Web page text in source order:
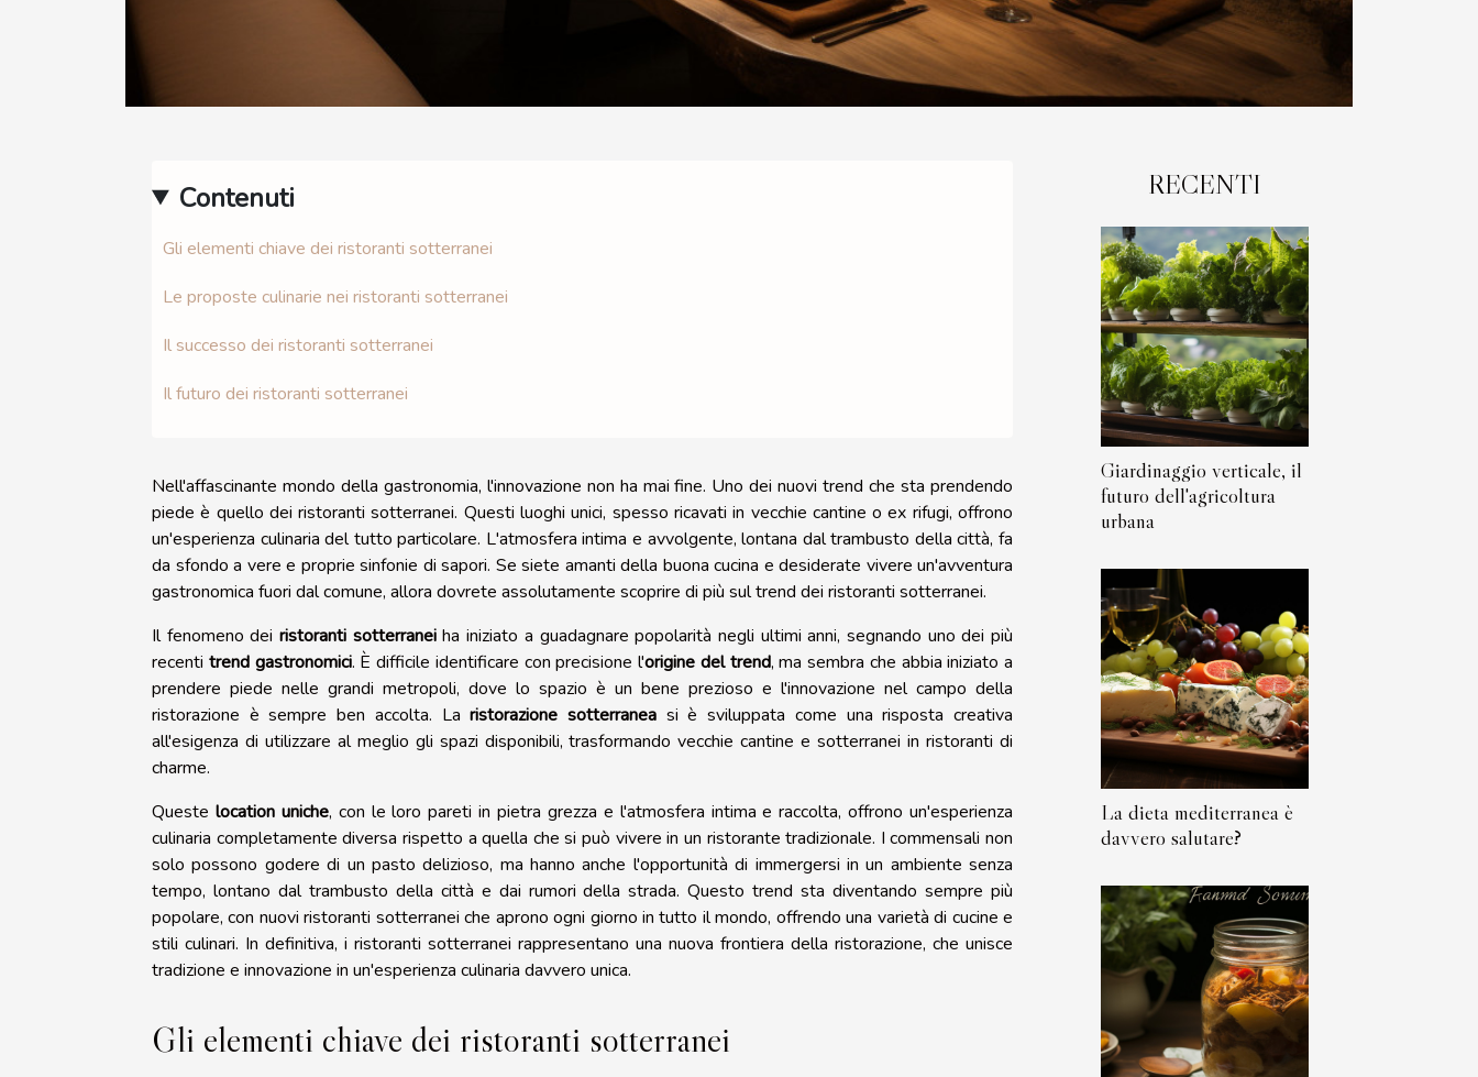
Contenuti
Gli elementi chiave dei ristoranti sotterranei
Le proposte culinarie nei ristoranti sotterranei
Il successo dei ristoranti sotterranei
Il futuro dei ristoranti sotterranei
Nell'affascinante mondo della gastronomia, l'innovazione non ha mai fine. Uno dei nuovi trend che sta prendendo
piede è quello dei ristoranti sotterranei. Questi luoghi unici, spesso ricavati in vecchie cantine o ex rifugi, offrono
un'esperienza culinaria del tutto particolare. L'atmosfera intima e avvolgente, lontana dal trambusto della città, fa
da sfondo a vere e proprie sinfonie di sapori. Se siete amanti della buona cucina e desiderate vivere un'avventura
gastronomica fuori dal comune, allora dovrete assolutamente scoprire di più sul trend dei ristoranti sotterranei.
Il fenomeno deiristoranti sotterraneiha iniziato a guadagnare popolarità negli ultimi anni, segnando uno dei più
recenti trend gastronomici. È difficile identificare con precisione l'origine del trend, ma sembra che abbia iniziato a
prendere piede nelle grandi metropoli, dove lo spazio è un bene prezioso e l'innovazione nel campo della
ristorazione è sempre ben accolta. Laristorazione sotterranea si è sviluppata come una risposta creativa
all'esigenza di utilizzare al meglio gli spazi disponibili, trasformando vecchie cantine e sotterranei in ristoranti di
charme.
Queste location uniche, con le loro pareti in pietra grezza e l'atmosfera intima e raccolta, offrono un'esperienza
culinaria completamente diversa rispetto a quella che si può vivere in un ristorante tradizionale. I commensali non
solo possono godere di un pasto delizioso, ma hanno anche l'opportunità di immergersi in un ambiente senza
tempo, lontano dal trambusto della città e dai rumori della strada. Questo trend sta diventando sempre più
popolare, con nuovi ristoranti sotterranei che aprono ogni giorno in tutto il mondo, offrendo una varietà di cucine e
stili culinari. In definitiva, i ristoranti sotterranei rappresentano una nuova frontiera della ristorazione, che unisce
tradizione e innovazione in un'esperienza culinaria davvero unica.
Gli elementi chiave dei ristoranti sotterranei
RECENTI
Giardinaggio verticale, il
futuro dell'agricoltura
urbana
La dieta mediterranea è
davvero salutare?